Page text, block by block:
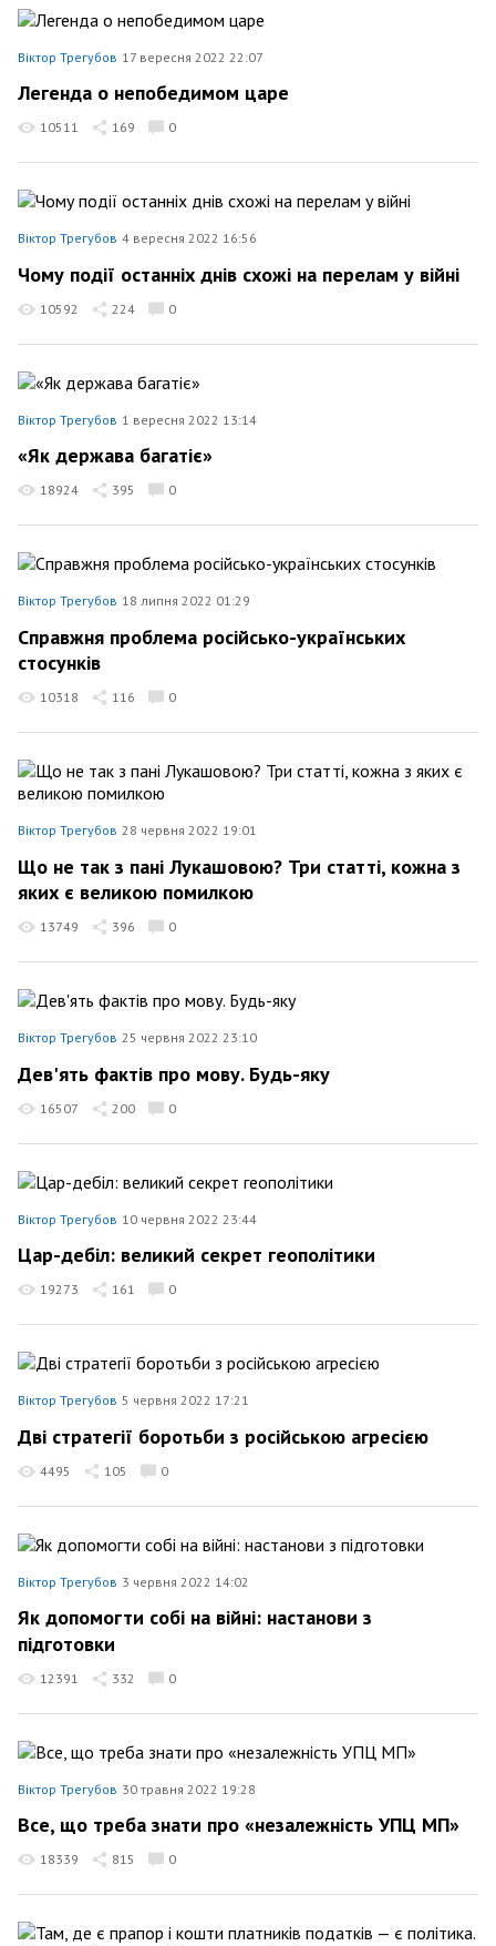
Віктор Трегубов 17 вересня 2022 22:07
Легенда о непобедимом царе
10511 169 0
Віктор Трегубов 4 вересня 2022 16:56
Чому події останніх днів схожі на перелам у війні
10592 224 0
Віктор Трегубов 1 вересня 2022 13:14
«Як держава багатіє»
18924 395 0
Віктор Трегубов 18 липня 2022 01:29
Справжня проблема російсько-українських
стосунків
10318 116 0
Віктор Трегубов 28 червня 2022 19:01
Що не так з пані Лукашовою? Три статті, кожна з
яких є великою помилкою
13749 396 0
Віктор Трегубов 25 червня 2022 23:10
Дев'ять фактів про мову. Будь-яку
16507 200 0
Віктор Трегубов 10 червня 2022 23:44
Цар-дебіл: великий секрет геополітики
19273 161 0
Віктор Трегубов 5 червня 2022 17:21
Дві стратегії боротьби з російською агресією
4495 105 0
Віктор Трегубов 3 червня 2022 14:02
Як допомогти собі на війні: настанови з
підготовки
12391 332 0
Віктор Трегубов 30 травня 2022 19:28
Все, що треба знати про «незалежність УПЦ МП»
18339 815 0